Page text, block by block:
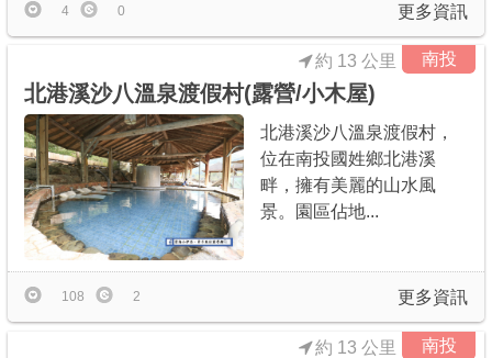
更多資訊
4 0
南投
北港溪沙八溫泉渡假村(露營/小木屋)
約 13 公里
北港溪沙八溫泉渡假村，
位在南投國姓鄉北港溪
畔，擁有美麗的山水風
景。園區佔地...
更多資訊
108 2
南投
約 13 公里